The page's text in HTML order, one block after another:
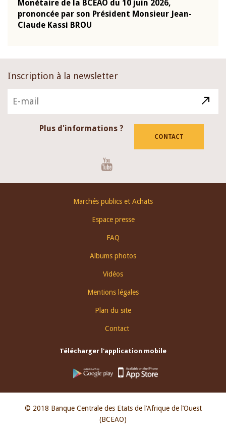
Monétaire de la BCEAO du 10 juin 2026,
prononcée par son Président Monsieur Jean-
Claude Kassi BROU
Inscription à la newsletter
Plus d'informations ?
CONTACT
Marchés publics et Achats
Espace presse
FAQ
Albums photos
Vidéos
Mentions légales
Plan du site
Contact
Télécharger l'application mobile
© 2018 Banque Centrale des Etats de l’Afrique de l’Ouest
(BCEAO)